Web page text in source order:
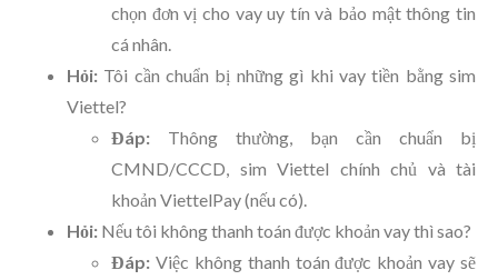
chọn đơn vị cho vay uy tín và bảo mật thông tin
cá nhân.
Hỏi: Tôi cần chuẩn bị những gì khi vay tiền bằng sim
Viettel?
Đáp: Thông thường, bạn cần chuẩn bị
CMND/CCCD, sim Viettel chính chủ và tài
khoản ViettelPay (nếu có).
Hỏi: Nếu tôi không thanh toán được khoản vay thì sao?
Đáp: Việc không thanh toán được khoản vay sẽ